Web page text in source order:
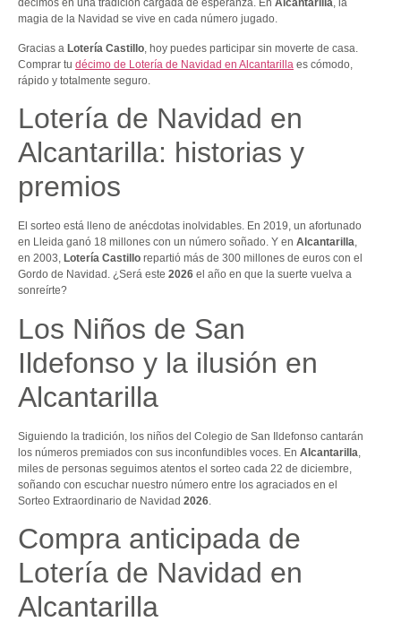
décimos en una tradición cargada de esperanza. En Alcantarilla, la
magia de la Navidad se vive en cada número jugado.
Gracias a Lotería Castillo, hoy puedes participar sin moverte de casa.
Comprar tu décimo de Lotería de Navidad en Alcantarilla es cómodo,
rápido y totalmente seguro.
Lotería de Navidad en
Alcantarilla: historias y
premios
El sorteo está lleno de anécdotas inolvidables. En 2019, un afortunado
en Lleida ganó 18 millones con un número soñado. Y en Alcantarilla,
en 2003, Lotería Castillo repartió más de 300 millones de euros con el
Gordo de Navidad. ¿Será este 2026 el año en que la suerte vuelva a
sonreírte?
Los Niños de San
Ildefonso y la ilusión en
Alcantarilla
Siguiendo la tradición, los niños del Colegio de San Ildefonso cantarán
los números premiados con sus inconfundibles voces. En Alcantarilla
miles de personas seguimos atentos el sorteo cada 22 de diciembre,
soñando con escuchar nuestro número entre los agraciados en el
Sorteo Extraordinario de Navidad 2026
Compra anticipada de
Lotería de Navidad en
Alcantarilla